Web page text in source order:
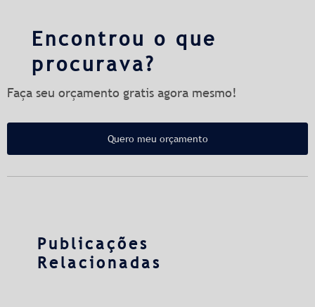
Encontrou o que
procurava?
Faça seu orçamento gratis agora mesmo!
Quero meu orçamento
Publicações
Relacionadas